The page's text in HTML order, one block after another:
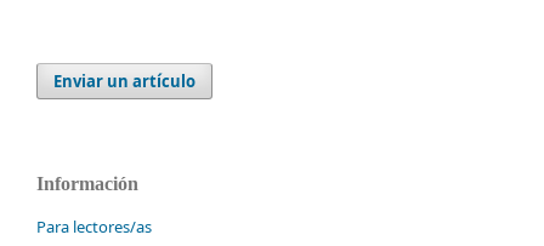
Enviar un artículo
Información
Para lectores/as